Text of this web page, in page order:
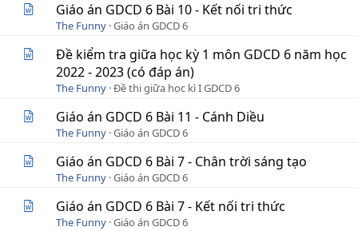
Giáo án GDCD 6 Bài 10 - Kết nối tri thức
The Funny Giáo án GDCD 6
Đề kiểm tra giữa học kỳ 1 môn GDCD 6 năm học
2022 - 2023 (có đáp án)
The Funny Đề thi giữa học kì I GDCD 6
Giáo án GDCD 6 Bài 11 - Cánh Diều
The Funny Giáo án GDCD 6
Giáo án GDCD 6 Bài 7 - Chân trời sáng tạo
The Funny Giáo án GDCD 6
Giáo án GDCD 6 Bài 7 - Kết nối tri thức
The Funny Giáo án GDCD 6